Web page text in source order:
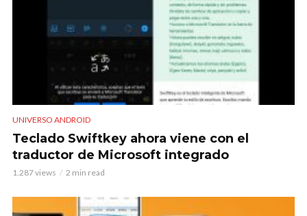
UNIVERSO ANDROID
Teclado Swiftkey ahora viene con el
traductor de Microsoft integrado
1.287 views 2 min read